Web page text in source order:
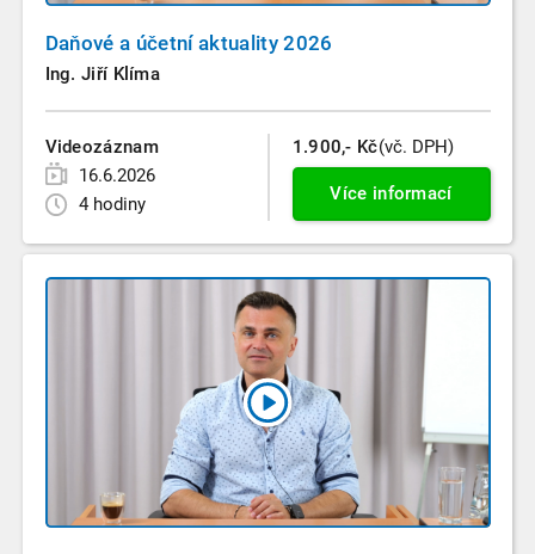
Daňové a účetní aktuality 2026
Ing. Jiří Klíma
Videozáznam
16.6.2026
4 hodiny
1.900,- Kč(vč. DPH)
Více informací